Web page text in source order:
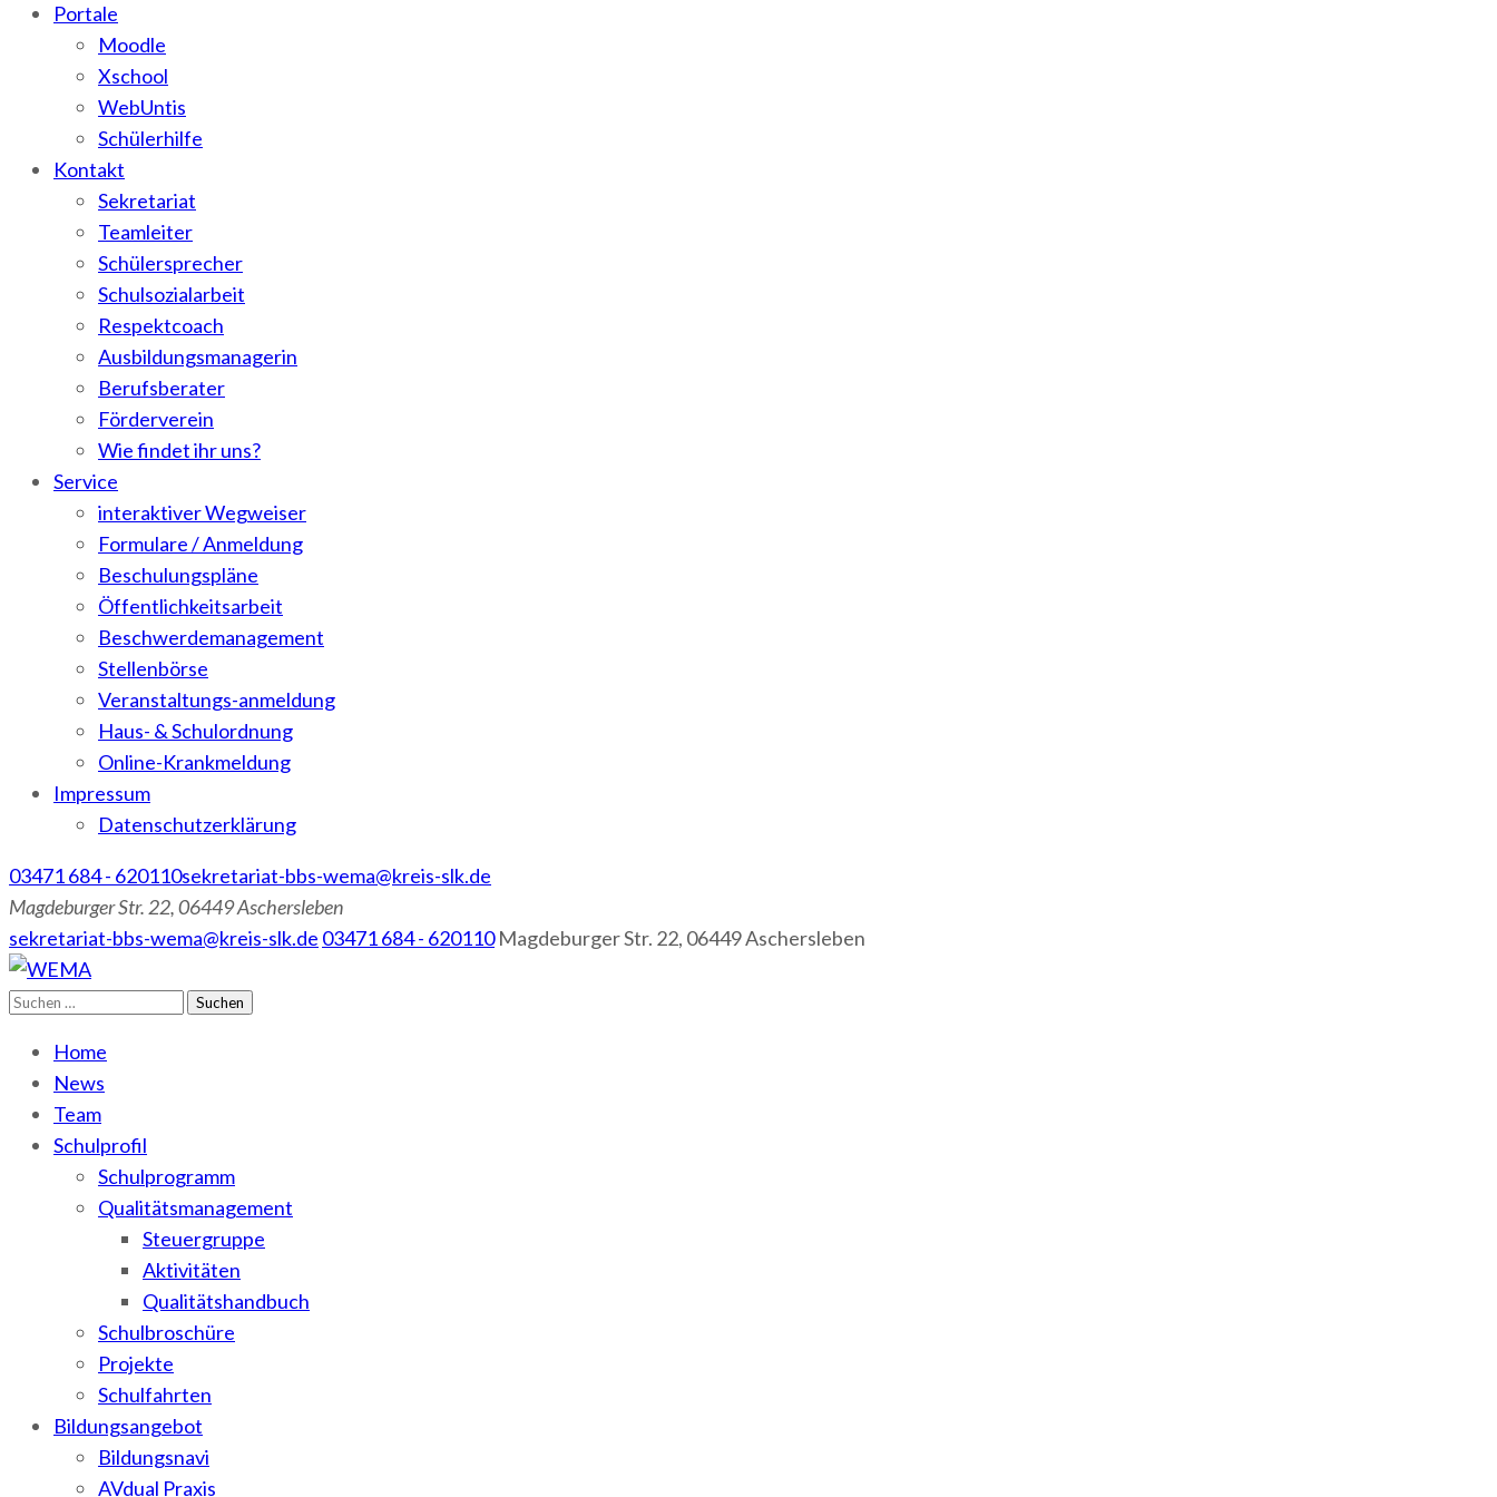
Portale
Moodle
Xschool
WebUntis
Schülerhilfe
Kontakt
Sekretariat
Teamleiter
Schülersprecher
Schulsozialarbeit
Respektcoach
Ausbildungsmanagerin
Berufsberater
Förderverein
Wie findet ihr uns?
Service
interaktiver Wegweiser
Formulare / Anmeldung
Beschulungspläne
Öffentlichkeitsarbeit
Beschwerdemanagement
Stellenbörse
Veranstaltungs-anmeldung
Haus- & Schulordnung
Online-Krankmeldung
Impressum
Datenschutzerklärung
03471 684 - 620110sekretariat-bbs-wema@kreis-slk.de
Magdeburger Str. 22, 06449 Aschersleben
sekretariat-bbs-wema@kreis-slk.de 03471 684 - 620110 Magdeburger Str. 22, 06449 Aschersleben
WEMA
BbS I des Salzlandkreises
Suchen
Home
News
Team
Schulprofil
Schulprogramm
Qualitätsmanagement
Steuergruppe
Aktivitäten
Qualitätshandbuch
Schulbroschüre
Projekte
Schulfahrten
Bildungsangebot
Bildungsnavi
AVdual Praxis